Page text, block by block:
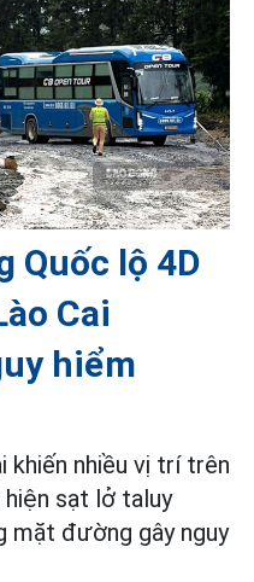
Quốc lộ 4D
Cai
hiểm
khiến nhiều vị trí trên
hiện sạt lở taluy
mặt đường gây nguy